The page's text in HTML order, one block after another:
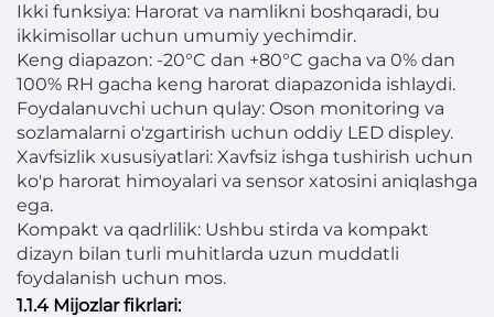
Ikki funksiya: Harorat va namlikni boshqaradi, bu
ikkimisollar uchun umumiy yechimdir.
Keng diapazon: -20°C dan +80°C gacha va 0% dan
100% RH gacha keng harorat diapazonida ishlaydi.
Foydalanuvchi uchun qulay: Oson monitoring va
sozlamalarni o'zgartirish uchun oddiy LED displey.
Xavfsizlik xususiyatlari: Xavfsiz ishga tushirish uchun
ko'p harorat himoyalari va sensor xatosini aniqlashga
ega.
Kompakt va qadrlilik: Ushbu stirda va kompakt
dizayn bilan turli muhitlarda uzun muddatli
foydalanish uchun mos.
1.1.4 Mijozlar fikrlari: